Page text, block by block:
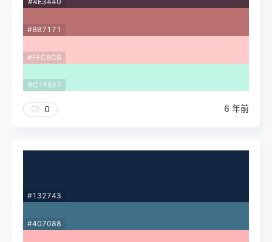
#BB7171
#FFCBCB
#C1F6E7
0 6 年前
#132743
#407088